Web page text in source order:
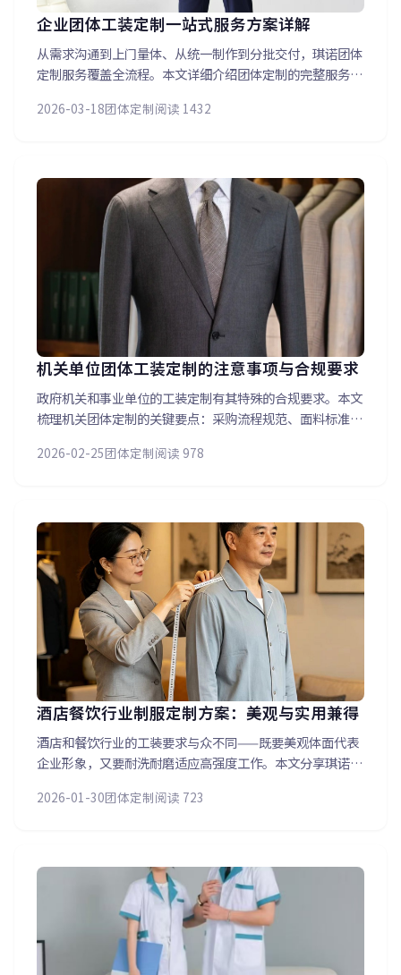
企业团体工装定制一站式服务方案详解
从需求沟通到上门量体、从统一制作到分批交付，琪诺团体
定制服务覆盖全流程。本文详细介绍团体定制的完整服务链
剪、分批交付不耽误日常工作。已服务数十家企事业单位，
2026-03-18团体定制阅读 1432
机关单位团体工装定制的注意事项与合规要求
政府机关和事业单位的工装定制有其特殊的合规要求。本文
梳理机关团体定制的关键要点：采购流程规范、面料标准要
域经验丰富，已服务成华公安、四川科技馆等多家单位，了
2026-02-25团体定制阅读 978
酒店餐饮行业制服定制方案：美观与实用兼得
酒店和餐饮行业的工装要求与众不同——既要美观体面代表
企业形象，又要耐洗耐磨适应高强度工作。本文分享琪诺为
服务人员的马甲衬衫系列、后厨的耐高温工作服系列，分层
2026-01-30团体定制阅读 723